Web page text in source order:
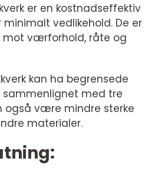
er en kostnadseffektiv
minimalt vedlikehold. De er
værforhold, råte og
kan ha begrensede
med tre
også være mindre sterke
materialer.